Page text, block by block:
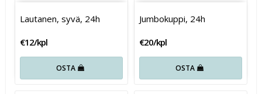
Lautanen, syvä, 24h
€12/kpl
OSTA
Jumbokuppi, 24h
€20/kpl
OSTA